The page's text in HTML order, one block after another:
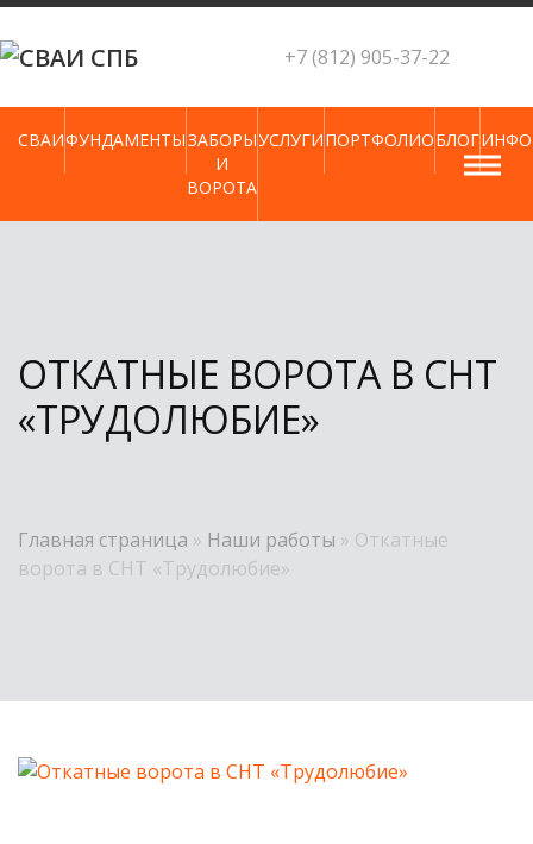
Skip
to
content
+7 (812) 905-37-22
СВАИФУНДАМЕНТЫЗАБОРЫ
И
ВОРОТА
УСЛУГИПОРТФОЛИОБЛОГ
ОТКАТНЫЕ ВОРОТА В СНТ
«ТРУДОЛЮБИЕ»
Главная страница » Наши работы » Откатные
ворота в СНТ «Трудолюбие»